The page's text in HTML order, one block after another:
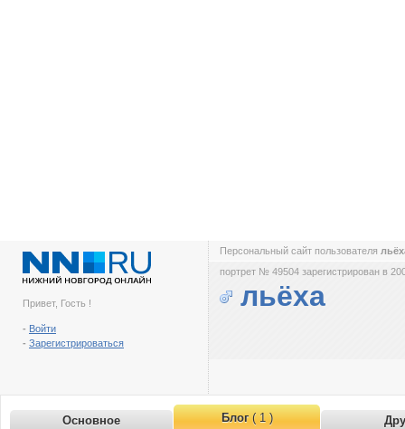
Привет, Гость !
- Войти
- Зарегистрироваться
Персональный сайт пользователя
портрет № 49504 зарегистрирован в
льёха
Основное Блог( 1 )